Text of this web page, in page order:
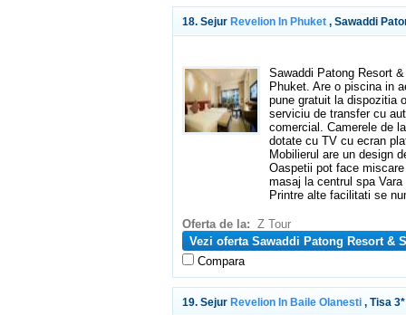
18. Sejur Revelion In Phuket , Sawaddi
Sawaddi Patong Resort
Phuket. Are o piscina in
pune gratuit la dispozitia
serviciu de transfer cu
comercial. Camerele de
dotate cu TV cu ecran
Mobilierul are un design
Oaspetii pot face
masaj la centrul spa
Printre alte facilitati se
Oferta de la: Z Tour
Vezi oferta Sawaddi Patong Resort &
Compara
19. Sejur Revelion In Baile Olanesti , Tisa 3*